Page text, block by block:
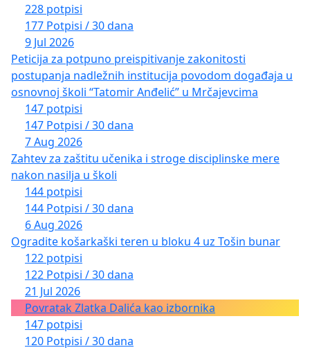
228 potpisi
177 Potpisi / 30 dana
9 Jul 2026
Peticija za potpuno preispitivanje zakonitosti
postupanja nadležnih institucija povodom događaja u
osnovnoj školi “Tatomir Anđelić” u Mrčajevcima
147 potpisi
147 Potpisi / 30 dana
7 Aug 2026
Zahtev za zaštitu učenika i stroge disciplinske mere
nakon nasilja u školi
144 potpisi
144 Potpisi / 30 dana
6 Aug 2026
Ogradite košarkaški teren u bloku 4 uz Tošin bunar
122 potpisi
122 Potpisi / 30 dana
21 Jul 2026
Povratak Zlatka Dalića kao izbornika
147 potpisi
120 Potpisi / 30 dana